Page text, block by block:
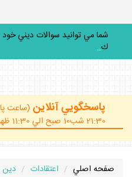
كنيد
پاسخگويي آنلاين
21:30 شب10 صبح الي 11:30 ظهر)
صفحه اصلي اعتقادات دين